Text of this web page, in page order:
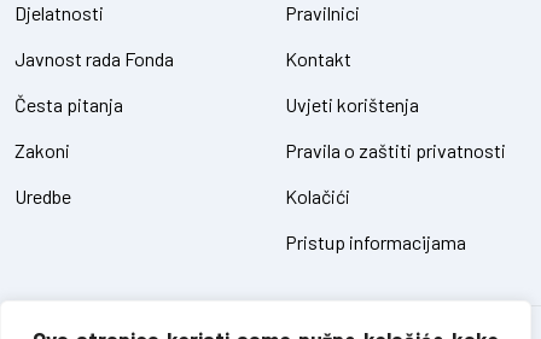
Djelatnosti
Javnost rada Fonda
Česta pitanja
Zakoni
Uredbe
Pravilnici
Kontakt
Uvjeti korištenja
Pravila o zaštiti privatnosti
Kolačići
Pristup informacijama